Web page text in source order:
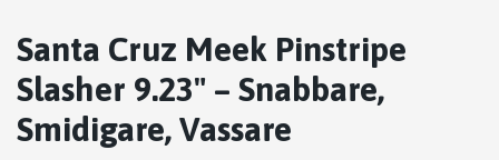
Santa Cruz Meek Pinstripe
Slasher 9.23" – Snabbare,
Smidigare, Vassare